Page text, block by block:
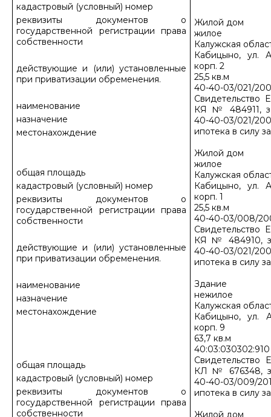
кадастровый (условный) номер
реквизиты документов о
государственной регистрации права
собственности
действующие и (или) установленные
при приватизации обременения.
наименование
назначение
местонахождение
общая площадь
кадастровый (условный) номер
реквизиты документов о
государственной регистрации права
собственности
действующие и (или) установленные
при приватизации обременения.
наименование
назначение
местонахождение
общая площадь
кадастровый (условный) номер
реквизиты документов о
государственной регистрации права
собственности
Жилой дом
жилое
Калужская
Кабицыно, ул.
корп. 2
25,5 кв.м
40-40-03/021/
Свидетельство
КЯ № 484911,
40-40-03/021/
ипотека в силу
Жилой дом
жилое
Калужская
Кабицыно, ул.
корп. 1
25,5 кв.м
40-40-03/008/
Свидетельство
КЯ № 484910,
40-40-03/021/
ипотека в силу
Здание
нежилое
Калужская
Кабицыно, ул.
корп. 9
63,7 кв.м
40:03:030302:910
Свидетельство
КЛ № 676348,
40-40-03/009/
ипотека в силу